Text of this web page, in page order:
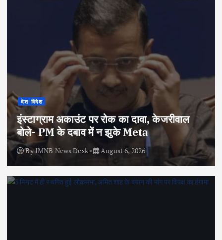
देश-विदेश
इंस्टाग्राम अकाउंट पर रोक का दावा, केजरीवाल
बोले- PM के दबाव में न झुके Meta
ByIMNB News Desk August 6, 2026